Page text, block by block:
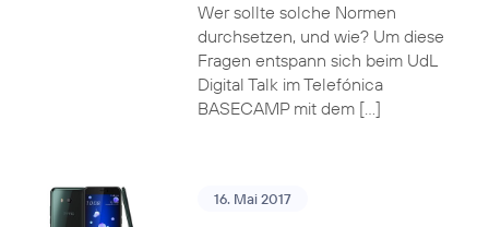
Wer sollte solche Normen
durchsetzen, und wie? Um diese
Fragen entspann sich beim UdL
Digital Talk im Telefónica
BASECAMP mit dem […]
16. Mai 2017